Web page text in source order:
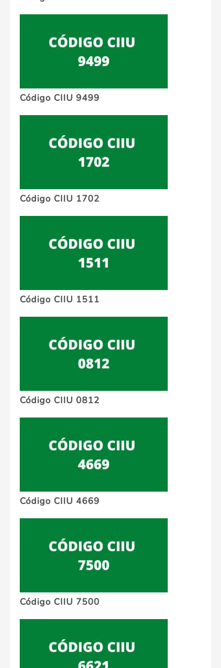
Código CIIU 9499
Código CIIU 1702
Código CIIU 1511
Código CIIU 0812
Código CIIU 4669
Código CIIU 7500